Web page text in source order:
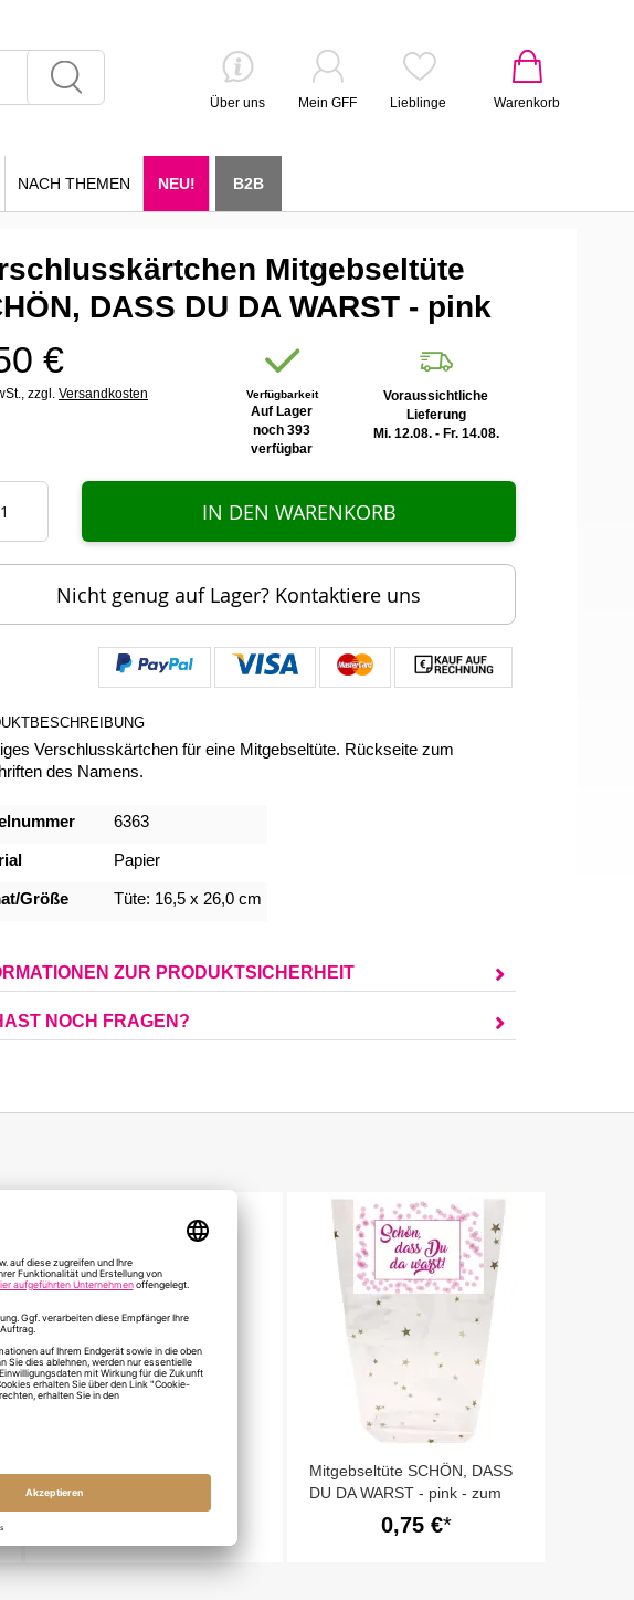
Warenkorb
Über uns Mein GFF Lieblinge
NACH THEMEN NEU! B2B
Mitgebseltüte
DASS DU DA WARST - pink
€
zzgl. Versandkosten Verfügbarkeit
Auf Lager
noch 393
verfügbar
Voraussichtliche
Lieferung
Mi. 12.08. - Fr. 14.08.
IN DEN WARENKORB
Nicht genug auf Lager? Kontaktiere uns
Verschlusskärtchen für eine Mitgebseltüte. Rückseite zum
des Namens.
6363
Papier
Größe Tüte: 16,5 x 26,0 cm
ZUR PRODUKTSICHERHEIT
NOCH FRAGEN?
Befüllte Mitgebseltüte
SCHÖN, DASS DU DA
WARST! - pink # 1
Mitgebseltüte SCHÖN, DASS
DU DA WARST - pink - zum
0,75 €